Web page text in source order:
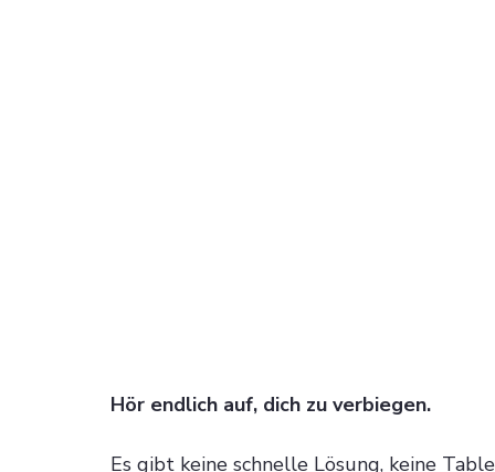
Hör endlich auf, dich zu verbiegen.
Es gibt keine schnelle Lösung, keine